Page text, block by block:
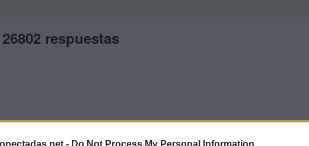
- Do Not Process My Personal Information
respuestas